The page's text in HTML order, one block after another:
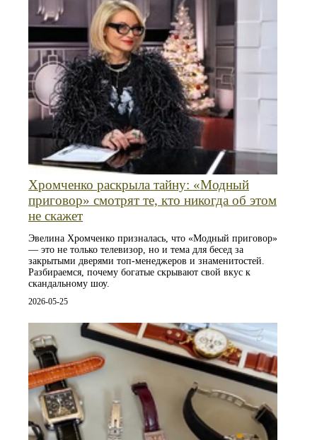
Хромченко раскрыла тайну: «Модный
приговор» смотрят те, кто никогда об этом
не скажет
Эвелина Хромченко призналась, что «Модный приговор»
— это не только телевизор, но и тема для бесед за
закрытыми дверями топ-менеджеров и знаменитостей.
Разбираемся, почему богатые скрывают свой вкус к
скандальному шоу.
2026-05-25